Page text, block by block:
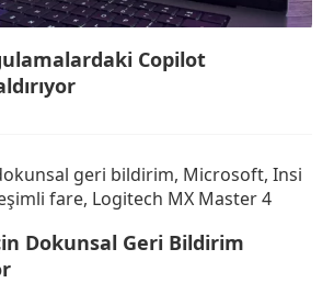
Copilot
Dokunsal Geri Bildirim